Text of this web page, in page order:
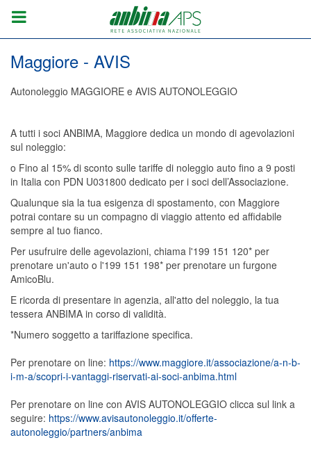
Maggiore - AVIS
Autonoleggio MAGGIORE e AVIS AUTONOLEGGIO
A tutti i soci ANBIMA, Maggiore dedica un mondo di agevolazioni
sul noleggio:
o Fino al 15% di sconto sulle tariffe di noleggio auto fino a 9 posti
in Italia con PDN U031800 dedicato per i soci dell’Associazione.
Qualunque sia la tua esigenza di spostamento, con Maggiore
potrai contare su un compagno di viaggio attento ed affidabile
sempre al tuo fianco.
Per usufruire delle agevolazioni, chiama l'199 151 120* per
prenotare un'auto o l'199 151 198* per prenotare un furgone
AmicoBlu.
E ricorda di presentare in agenzia, all'atto del noleggio, la tua
tessera ANBIMA in corso di validità.
*Numero soggetto a tariffazione specifica.
Per prenotare on line: https://www.maggiore.it/associazione/a-n-b-
i-m-a/scopri-i-vantaggi-riservati-ai-soci-anbima.html
Per prenotare on line con AVIS AUTONOLEGGIO clicca sul link a
seguire: https://www.avisautonoleggio.it/offerte-
autonoleggio/partners/anbima